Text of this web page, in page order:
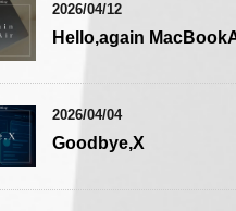
2026/04/12
Hello,again
2026/04/04
Goodbye,X